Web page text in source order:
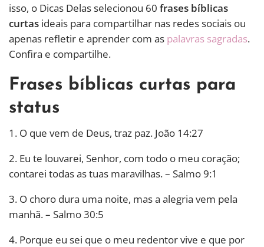
isso, o Dicas Delas selecionou 60 frases bíblicas
curtas ideais para compartilhar nas redes sociais ou
apenas refletir e aprender com as palavras sagradas.
Confira e compartilhe.
Frases bíblicas curtas para
status
1. O que vem de Deus, traz paz. João 14:27
2. Eu te louvarei, Senhor, com todo o meu coração;
contarei todas as tuas maravilhas. – Salmo 9:1
3. O choro dura uma noite, mas a alegria vem pela
manhã. – Salmo 30:5
4. Porque eu sei que o meu redentor vive e que por